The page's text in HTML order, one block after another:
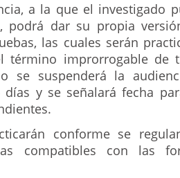
a la que el investigado
podrá dar su propia
las cuales serán
término improrrogable de
se suspenderá la
días y se señalará fecha
conforme se
compatibles con las